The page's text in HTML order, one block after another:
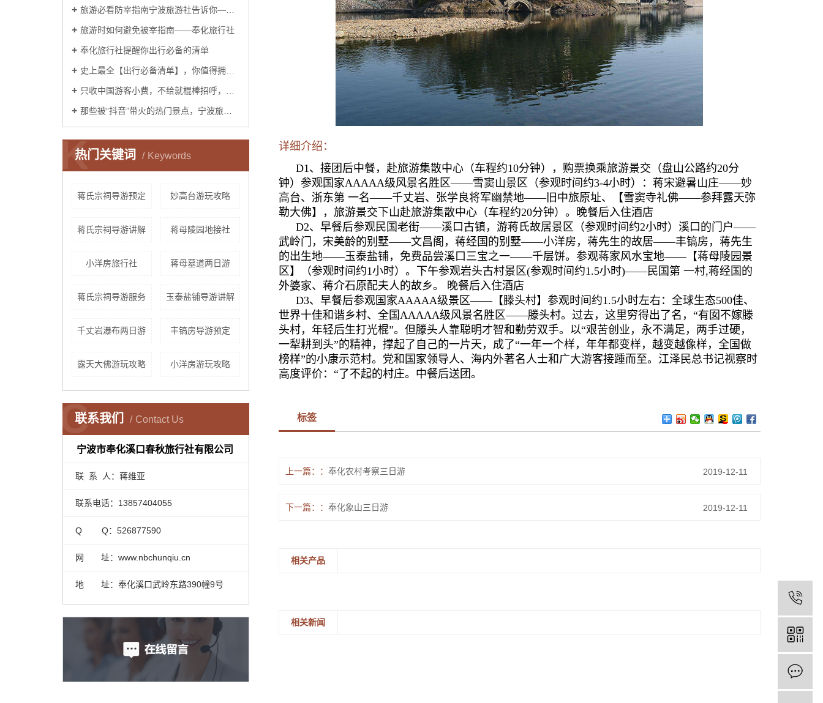
旅游必看防宰指南宁波旅游社告诉你——你已经被宰了几次？
旅游时如何避免被宰指南——奉化旅行社
奉化旅行社提醒你出行必备的清单
史上最全【出行必备清单】，你值得拥有！——宁波旅行社
只收中国游客小费，不给就棍棒招呼，这样都无法阻止中国人前往？奉化旅行社告诉你是这样吗？
那些被“抖音”带火的热门景点，宁波旅游社告诉你后来怎么样了？
热门关键词 Keywords
K
蒋氏宗祠导游预定 妙高台游玩攻略
蒋氏宗祠导游讲解 蒋母陵园地接社
小洋房旅行社 蒋母墓道两日游
蒋氏宗祠导游服务 玉泰盐铺导游讲解
千丈岩瀑布两日游 丰镐房导游预定
露天大佛游玩攻略 小洋房游玩攻略
联系我们 Contact Us
C
宁波市奉化溪口春秋旅行社有限公司
联 系 人：蒋维亚
联系电话：13857404055
Q Q：526877590
网 址：www.nbchunqiu.cn
地 址：奉化溪口武岭东路390幢9号
详细介绍：
D1、接团后中餐，赴旅游集散中心（车程约10分钟），购票换乘旅游景交（盘山公路约20分
钟）参观国家AAAAA级风景名胜区——雪窦山景区（参观时间约3-4小时）：蒋宋避暑山庄——妙
高台、浙东第 一名——千丈岩、张学良将军幽禁地——旧中旅原址、【雪窦寺礼佛——参拜露天弥
勒大佛】，旅游景交下山赴旅游集散中心（车程约20分钟）。晚餐后入住酒店
D2、早餐后参观民国老街——溪口古镇，游蒋氏故居景区（参观时间约2小时）溪口的门户——
武岭门，宋美龄的别墅——文昌阁，蒋经国的别墅——小洋房，蒋先生的故居——丰镐房，蒋先生
的出生地——玉泰盐铺，免费品尝溪口三宝之一——千层饼。参观蒋家风水宝地——【蒋母陵园景
区】（参观时间约1小时）。下午参观岩头古村景区(参观时间约1.5小时)——民国第 一村,蒋经国的
外婆家、蒋介石原配夫人的故乡。 晚餐后入住酒店
D3、早餐后参观国家AAAAA级景区——【滕头村】参观时间约1.5小时左右：全球生态500佳、
世界十佳和谐乡村、全国AAAAA级风景名胜区——滕头村。过去，这里穷得出了名，“有囡不嫁滕
头村，年轻后生打光棍”。但滕头人靠聪明才智和勤劳双手。以“艰苦创业，永不满足，两手过硬，
一犁耕到头”的精神，撑起了自己的一片天，成了“一年一个样，年年都变样，越变越像样，全国做
榜样”的小康示范村。党和国家领导人、海内外著名人士和广大游客接踵而至。江泽民总书记视察时
高度评价：“了不起的村庄。中餐后送团。
标签
上一篇： 奉化农村考察三日游 2019-12-11
下一篇： 奉化象山三日游 2019-12-11
相关产品
相关新闻